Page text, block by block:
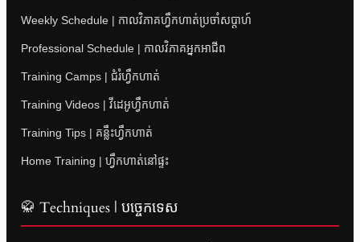
Weekly Schedule | កាលវិភាគហ្វឹកហាត់ប្រចាំសប្តាហ៍
Professional Schedule | កាលវិភាគអ្នកអាជីព
Training Camps | ជំរំហ្វឹកហាត់
Training Videos | វីដេអូហ្វឹកហាត់
Training Tips | គន្លឹះហ្វឹកហាត់
Home Training | ហ្វឹកហាត់នៅផ្ទះ
🥋 Techniques | បច្ចេកទេស